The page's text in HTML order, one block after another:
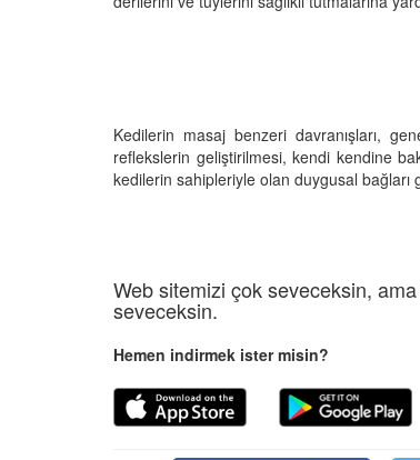
Kedilerin masaj benzeri davranışları,
reflekslerin geliştirilmesi, kendi kendine
kedilerin sahipleriyle olan duygusal bağları
Web sitemizi çok seveceksin,
seveceksin.
Hemen indirmek ister misin?